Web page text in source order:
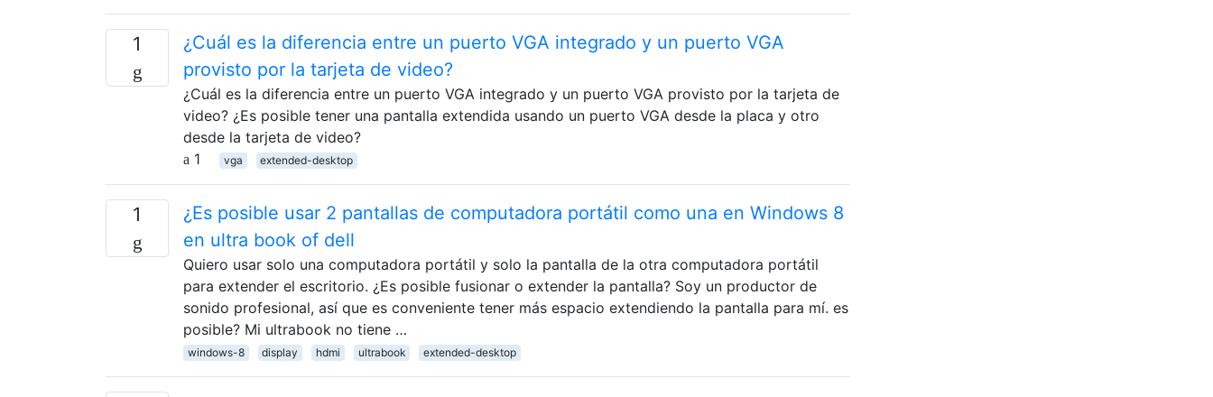
1
¿Cuál es la diferencia entre un puerto VGA integrado y un puerto VGA
provisto por la tarjeta de video?
¿Cuál es la diferencia entre un puerto VGA integrado y un puerto VGA provisto por la tarjeta de
video? ¿Es posible tener una pantalla extendida usando un puerto VGA desde la placa y otro
desde la tarjeta de video?
1
vga extended-desktop
1
¿Es posible usar 2 pantallas de computadora portátil como una en Windows 8
en ultra book of dell
Quiero usar solo una computadora portátil y solo la pantalla de la otra computadora portátil
para extender el escritorio. ¿Es posible fusionar o extender la pantalla? Soy un productor de
sonido profesional, así que es conveniente tener más espacio extendiendo la pantalla para mí. es
posible? Mi ultrabook no tiene …
windows-8 display hdmi ultrabook extended-desktop